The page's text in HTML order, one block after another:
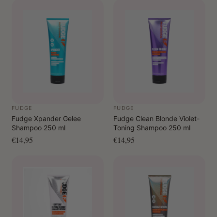
FUDGE
Fudge Xpander Gelee
Shampoo 250 ml
€14,95
FUDGE
Fudge Clean Blonde Violet-
Toning Shampoo 250 ml
€14,95